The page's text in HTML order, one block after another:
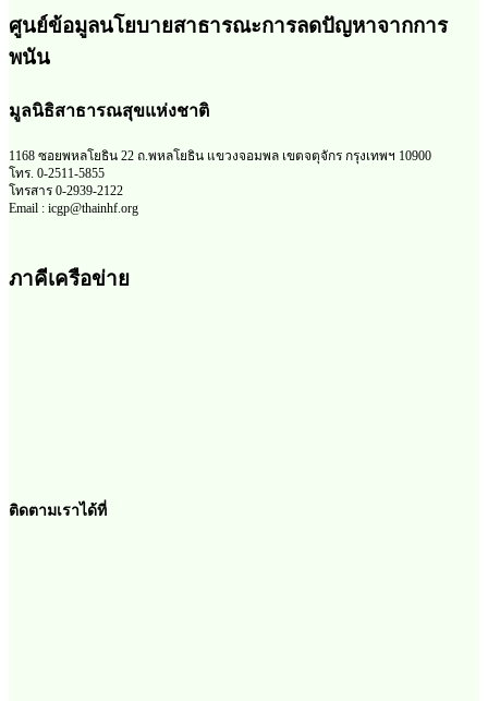
ศูนย์ข้อมูลนโยบายสาธารณะการลดปัญหาจากการ
พนัน
มูลนิธิสาธารณสุขแห่งชาติ
1168 ซอยพหลโยธิน 22 ถ.พหลโยธิน แขวงจอมพล เขตจตุจักร กรุงเทพฯ 10900
โทร. 0-2511-5855
โทรสาร 0-2939-2122
Email : icgp@thainhf.org
ภาคีเครือข่าย
ติดตามเราได้ที่